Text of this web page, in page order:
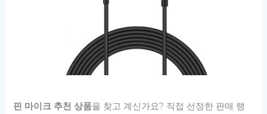
핀 마이크 추천 상품을 찾고 계신가요? 직접 선정한 판매 랭